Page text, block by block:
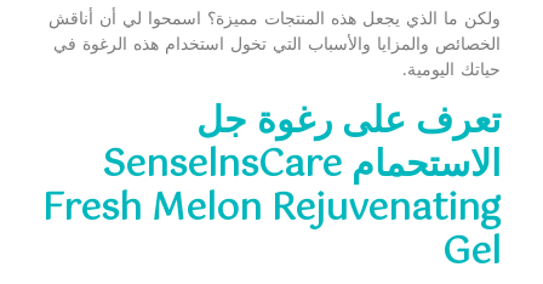
ولكن ما الذي يجعل هذه المنتجات مميزة؟ اسمحوا لي أن أناقش
الخصائص والمزايا والأسباب التي تخول استخدام هذه الرغوة في
حياتك اليومية.
تعرف على رغوة جل
الاستحمام SenselnsCare
Fresh Melon Rejuvenating
Gel